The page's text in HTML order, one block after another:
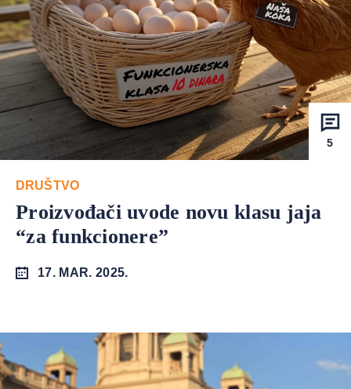
5
DRUŠTVO
Proizvođači uvode novu klasu jaja
“za funkcionere”
17. MAR. 2025.